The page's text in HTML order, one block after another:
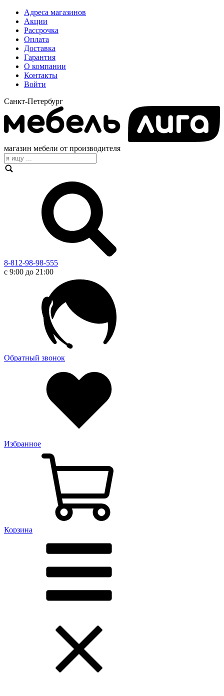
Адреса магазинов
Акции
Рассрочка
Оплата
Доставка
Гарантия
О компании
Контакты
Войти
Санкт-Петербург
магазин мебели от производителя
8-812-98-98-555
с 9:00 до 21:00
Обратный звонок
Избранное
Корзина